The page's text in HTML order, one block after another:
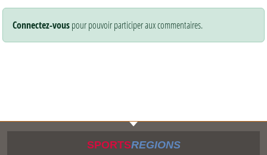
Connectez-vouspour pouvoir participer aux commentaires.
SPORTSREGIONS